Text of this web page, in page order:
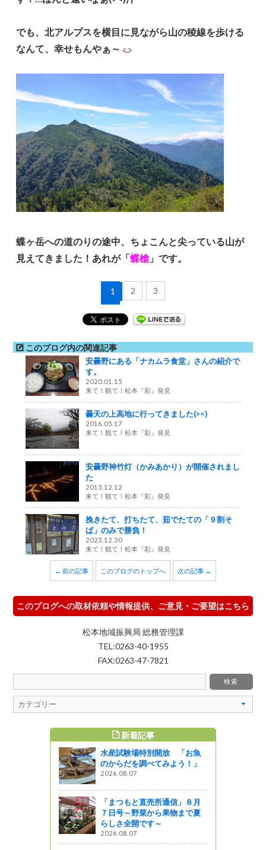
でも、北アルプスを横目に見ながら山の稜線を歩ける
なんて、幸せもんやぁ～
蝶ヶ岳への道のりの途中、ちょこんと尖っている山が
見えてきました！あれが「蝶槍 」です。
1 2 3
このブログ内の関連記事
安曇野にある「ナカムラ食堂」さんの紹介で
す。
2020.01.15
来て！観て！松本『彩』発見
曇天の上高地に行ってきました(><)
2016.05.17
来て！観て！松本『彩』発見
安曇野神竹灯（かみあかり）が開催されまし
た
2013.12.12
来て！観て！松本『彩』発見
挽きたて、打ちたて、茹でたての「９割そ
ば」のみで勝負！
2023.12.30
来て！観て！松本『彩』発見
← 前の記事 このブログのトップへ 次の記事 →
このブログへの取材依頼や情報提供、ご意見・ご要望はこちら
松本地域振興局 総務管理課
TEL:0263-40-1955
FAX:0263-47-7821
新着記事
水産試験場特別開放 「お魚
のからだを調べてみよう！」
2026.08.07
「まつもと直売所通信」８月
７日号～野菜から果物まで夏
らしさ全開です～
2026.08.07